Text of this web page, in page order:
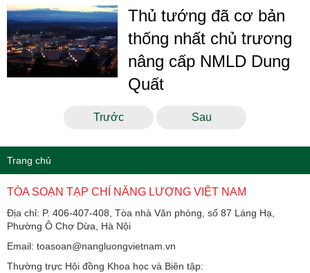
Thủ tướng đã cơ bản
thống nhất chủ trương
nâng cấp NMLD Dung
Quất
Trước Sau
Trang chủ
TÒA SOẠN TẠP CHÍ NĂNG LƯỢNG VIỆT NAM
Địa chỉ: P. 406-407-408, Tòa nhà Văn phòng, số 87 Láng Hạ,
Phường Ô Chợ Dừa, Hà Nội
Email: toasoan@nangluongvietnam.vn
Thường trực Hội đồng Khoa học và Biên tập: